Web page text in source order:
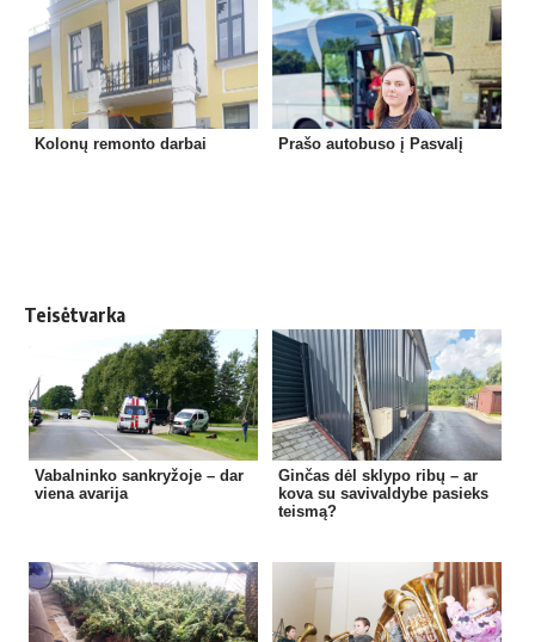
Kolonų remonto darbai Prašo autobuso į Pasvalį
Teisėtvarka
Vabalninko sankryžoje – dar
viena avarija
Ginčas dėl sklypo ribų – ar
kova su savivaldybe pasieks
teismą?